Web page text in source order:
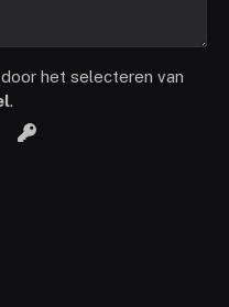
het selecteren van
.